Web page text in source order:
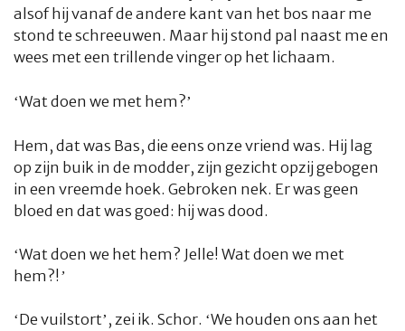
alsof hij vanaf de andere kant van het bos naar me
stond te schreeuwen. Maar hij stond pal naast me en
wees met een trillende vinger op het lichaam.
‘Wat doen we met hem?’
Hem, dat was Bas, die eens onze vriend was. Hij lag
op zijn buik in de modder, zijn gezicht opzij gebogen
in een vreemde hoek. Gebroken nek. Er was geen
bloed en dat was goed: hij was dood.
‘Wat doen we het hem? Jelle! Wat doen we met
hem?!’
‘De vuilstort’, zei ik. Schor. ‘We houden ons aan het